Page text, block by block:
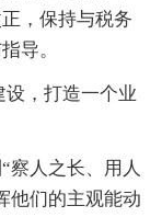
，保持与税务
导。
，打造一个业
察人之长、用人
他们的主观能动